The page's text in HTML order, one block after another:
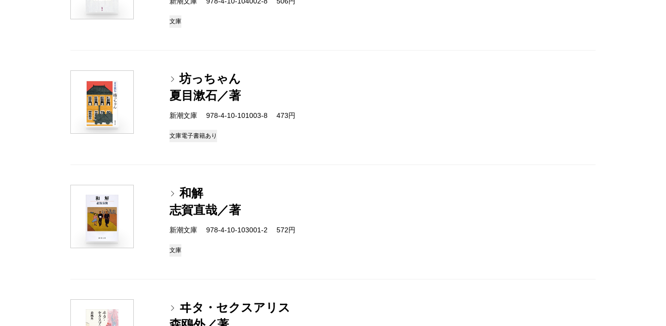
文庫
坊っちゃん
夏目漱石／著
新潮文庫 978-4-10-101003-8 473円
文庫電子書籍あり
和解
志賀直哉／著
新潮文庫 978-4-10-103001-2 572円
文庫
ヰタ・セクスアリス